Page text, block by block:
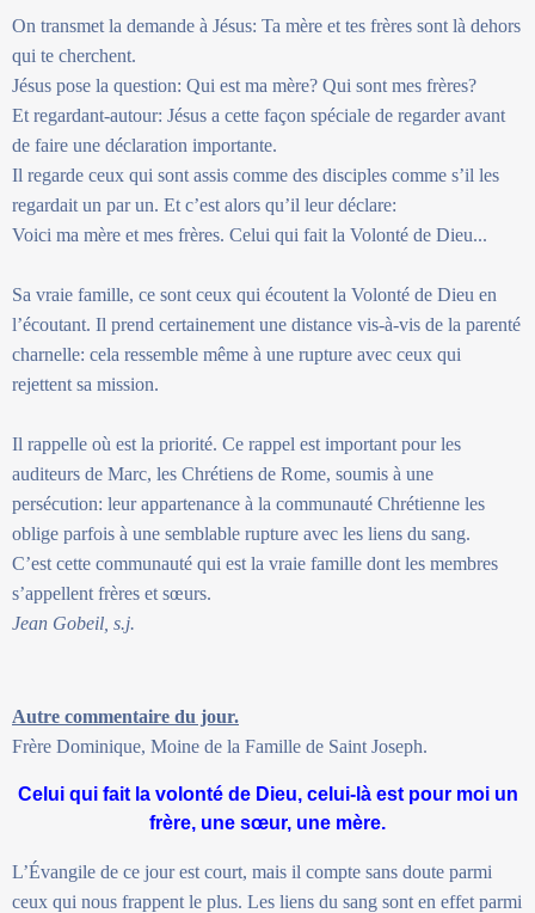
On transmet la demande à Jésus: Ta mère et tes frères sont là dehors
qui te cherchent.
Jésus pose la question: Qui est ma mère? Qui sont mes frères?
Et regardant-autour: Jésus a cette façon spéciale de regarder avant
de faire une déclaration importante.
Il regarde ceux qui sont assis comme des disciples comme s’il les
regardait un par un. Et c’est alors qu’il leur déclare:
Voici ma mère et mes frères. Celui qui fait la Volonté de Dieu...
Sa vraie famille, ce sont ceux qui écoutent la Volonté de Dieu en
l’écoutant. Il prend certainement une distance vis-à-vis de la parenté
charnelle: cela ressemble même à une rupture avec ceux qui
rejettent sa mission.
Il rappelle où est la priorité. Ce rappel est important pour les
auditeurs de Marc, les Chrétiens de Rome, soumis à une
persécution: leur appartenance à la communauté Chrétienne les
oblige parfois à une semblable rupture avec les liens du sang.
C’est cette communauté qui est la vraie famille dont les membres
s’appellent frères et sœurs.
Jean Gobeil, s.j.
Autre commentaire du jour.
Frère Dominique, Moine de la Famille de Saint Joseph.
Celui qui fait la volonté de Dieu, celui-là est pour moi un
frère, une sœur, une mère.
L’Évangile de ce jour est court, mais il compte sans doute parmi
ceux qui nous frappent le plus. Les liens du sang sont en effet parmi